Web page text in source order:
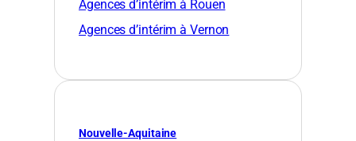
Agences d’intérim à Rouen
Agences d’intérim à Vernon
Nouvelle-Aquitaine